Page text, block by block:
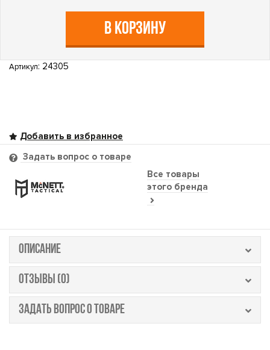
В КОРЗИНУ
Артикул: 24305
Все товары
этого бренда
Задать вопрос о товаре
ОПИСАНИЕ
ОТЗЫВЫ (0)
ЗАДАТЬ ВОПРОС О ТОВАРЕ